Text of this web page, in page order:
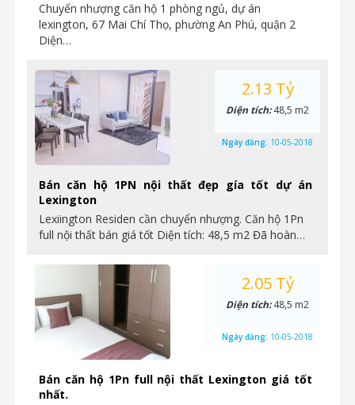
Chuyển nhượng căn hộ 1 phòng ngủ, dự án
lexington, 67 Mai Chí Thọ, phường An Phú, quận 2
Diện…
Bán căn hộ 1PN nội thất đẹp gía tốt dự án
Lexington
Lexiington Residen cần chuyển nhượng. Căn hộ 1Pn
full nội thất bán giá tốt Diện tích: 48,5 m2 Đã hoàn…
2.13 Tỷ
Diện tích:48,5 m2
Ngày đăng: 10-05-2018
Bán căn hộ 1Pn full nội thất Lexington giá tốt
nhất.
2.05 Tỷ
Diện tích:48,5 m2
Ngày đăng: 10-05-2018